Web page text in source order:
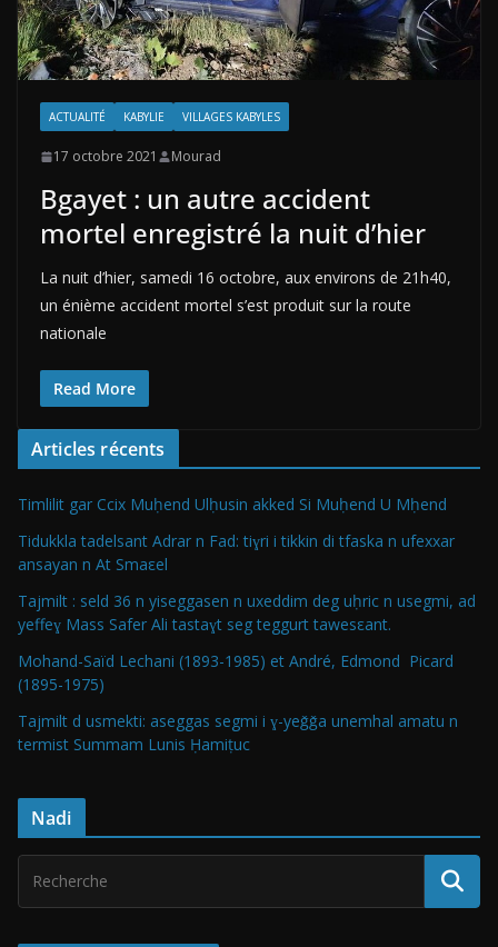
ACTUALITÉ KABYLIE VILLAGES KABYLES
17 octobre 2021 Mourad
Bgayet : un autre accident
mortel enregistré la nuit d’hier
La nuit d’hier, samedi 16 octobre, aux environs de 21h40,
un énième accident mortel s’est produit sur la route
nationale
Read More
Articles récents
Timlilit gar Ccix Muḥend Ulḥusin akked Si Muḥend U Mḥend
Tidukkla tadelsant Adrar n Fad: tiɣri i tikkin di tfaska n ufexxar
ansayan n At Smaεel
Tajmilt : seld 36 n yiseggasen n uxeddim deg uḥric n usegmi, ad
yeffeɣ Mass Safer Ali tastaɣt seg teggurt tawesεant.
Mohand-Saïd Lechani (1893-1985) et André, Edmond Picard
(1895-1975)
Tajmilt d usmekti: aseggas segmi i ɣ-yeǧǧa unemhal amatu n
termist Summam Lunis Ḥamiṭuc
Nadi